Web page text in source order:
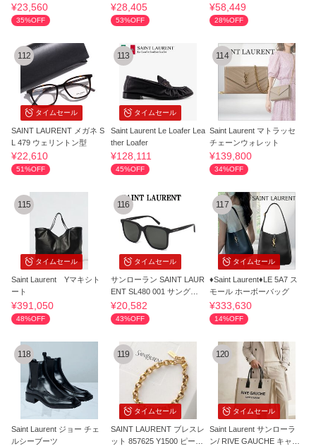
ネ
¥23,560
35%OFF
¥28,405
53%OFF
折りたたみ財布
¥58,449
28%OFF
タイムセール
112
SAINT LAURENT メガネ S
L 479 ウェリントン型
¥22,610
51%OFF
タイムセール
113
Saint Laurent Le Loafer Lea
ther Loafer
¥128,111
45%OFF
114
Saint Laurent マトラッセ
チェーンウォレット
¥139,800
34%OFF
タイムセール
115
Saint Laurent Yマキシト
ート
¥391,050
48%OFF
タイムセール
116
サンローラン SAINT LAUR
ENT SL480 001 サングラ
ス
¥20,582
43%OFF
タイムセール
117
♦Saint Laurent♦LE 5A7 ス
モール ホーボーバッグ
¥333,630
14%OFF
118
Saint Laurent ジョー チェ
ルシーブーツ
タイムセール
119
SAINT LAURENT ブレスレ
ット 857625 Y1500 ピーク
タイムセール
120
Saint Laurent サンローラ
ン/ RIVE GAUCHE キャン